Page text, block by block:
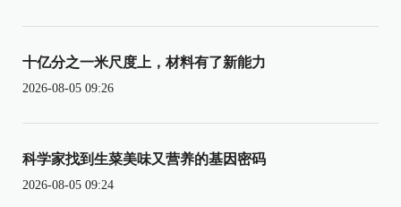
十亿分之一米尺度上，材料有了新能力
2026-08-05 09:26
科学家找到生菜美味又营养的基因密码
2026-08-05 09:24